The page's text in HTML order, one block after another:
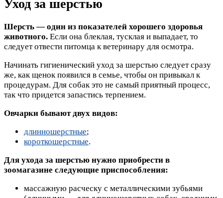
Уход за шерстью
Шерсть — один из показателей хорошего здоровья
животного. Если она блеклая, тусклая и выпадает, то
следует отвести питомца к ветеринару для осмотра.
Начинать гигиенический уход за шерстью следует сразу
же, как щенок появился в семье, чтобы он привыкал к
процедурам. Для собак это не самый приятный процесс,
так что придется запастись терпением.
Овчарки бывают двух видов:
длинношерстные;
короткошерстные.
Для ухода за шерстью нужно приобрести в
зоомагазине следующие приспособления:
массажную расческу с металлическими зубьями